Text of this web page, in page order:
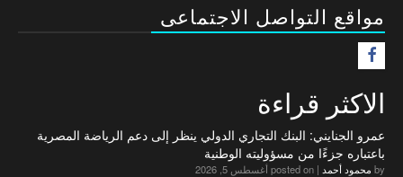
مواقع التواصل الاجتماعى
الاكثر قراءة
عمرو الجنايني: البنك التجاري الدولي ينظر إلى دعم الرياضة المصرية
باعتباره جزءًا من مسؤوليته الوطنية
by محمود أحمد | posted on أغسطس 5, 2026